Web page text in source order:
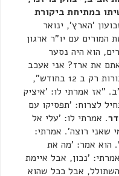
במתיחת ביקורת
'הארץ', ינואר
המורים עם יו"ר ארגון
הוא היה נסער
את ארז? אני אעכב
לכם את המשכורות! אתם תקבלו משכורות רק ב 12 בחודש",
"אז אמרתי לו: 'איציק
לצרוח: 'תפסיקו עם
. אמרתי לו: 'עלי אל
שאני רוצה'. אמרתי:
הוא אמר: 'מה את
'נכון, אבל איימת
אבל ככל שהוא